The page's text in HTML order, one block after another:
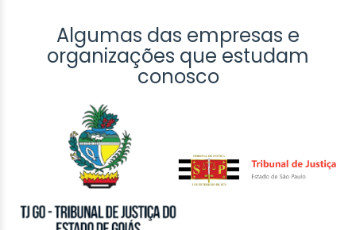
Algumas das empresas e
organizações que estudam
conosco